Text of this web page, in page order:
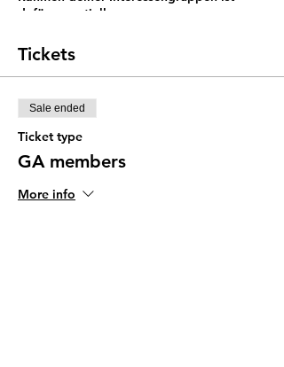
dafür essentiell.
ein grenzenloses Netzwerk von
Einzelpersonen und Unternehmen
zuzugreifen, die wiederum Zugang zu
unseren Profilen haben. Recruiter,
potentielle Kunden, Kollegen und
Konkurrenten werden aufgrund der online
verfügbaren Informationen
Entscheidungen über uns treffen. LinkedIn
professionelles Image online zu
Tickets
Sale ended
Ticket type
GA members
More info